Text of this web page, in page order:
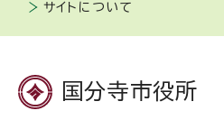
サイトについて
国分寺市役所